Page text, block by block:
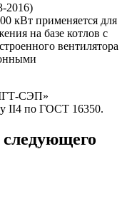
2016)
кВт применяется для
на базе котлов с
вентилятора
СЭП»
II4 по ГОСТ 16350.